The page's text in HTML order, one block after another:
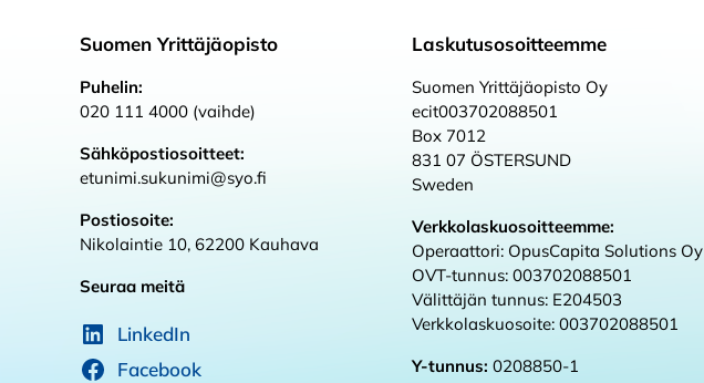
Suomen Yrittäjäopisto
Puhelin:
020 111 4000 (vaihde)
Sähköpostiosoitteet:
etunimi.sukunimi@syo.fi
Postiosoite:
Nikolaintie 10, 62200 Kauhava
Seuraa meitä
LinkedIn
Facebook
Laskutusosoitteemme
Suomen Yrittäjäopisto Oy
ecit003702088501
Box 7012
831 07 ÖSTERSUND
Sweden
Verkkolaskuosoitteemme:
Operaattori: OpusCapita Solutions Oy
OVT-tunnus: 003702088501
Välittäjän tunnus: E204503
Verkkolaskuosoite: 003702088501
Y-tunnus: 0208850-1